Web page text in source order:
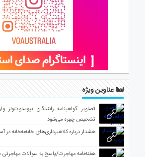
عناوین ویژه
تصاویر گواهینامه رانندگان نیوساوت‌ولز
تشخیص چهره می‌شود
هشدار درباره کلاهبرداری‌های خانه‌به‌خانه در
هفته‌نامه مهاجرت/پاسخ به سوالات مهاجرتی ۵ آگوست